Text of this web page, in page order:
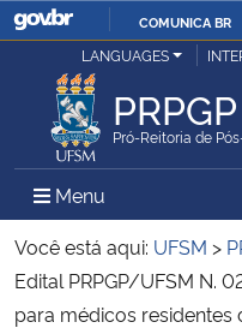
COMUNICA BR
Ministério da Justiça e Segurança
Ministério da Defesa
Ministério das Relações Exteriores
Ministério da Economia
LANGUAGES
PRPGP
Pró-Reitoria de
Menu Menu
Você está aqui: UFSM >
Edital PRPGP/UFSM N.
para médicos residentes